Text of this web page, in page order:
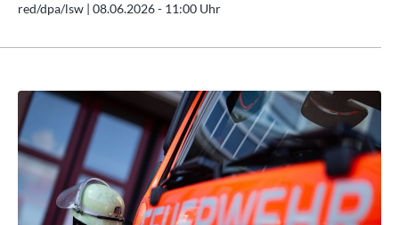
red/dpa/lsw | 08.06.2026 - 11:00 Uhr